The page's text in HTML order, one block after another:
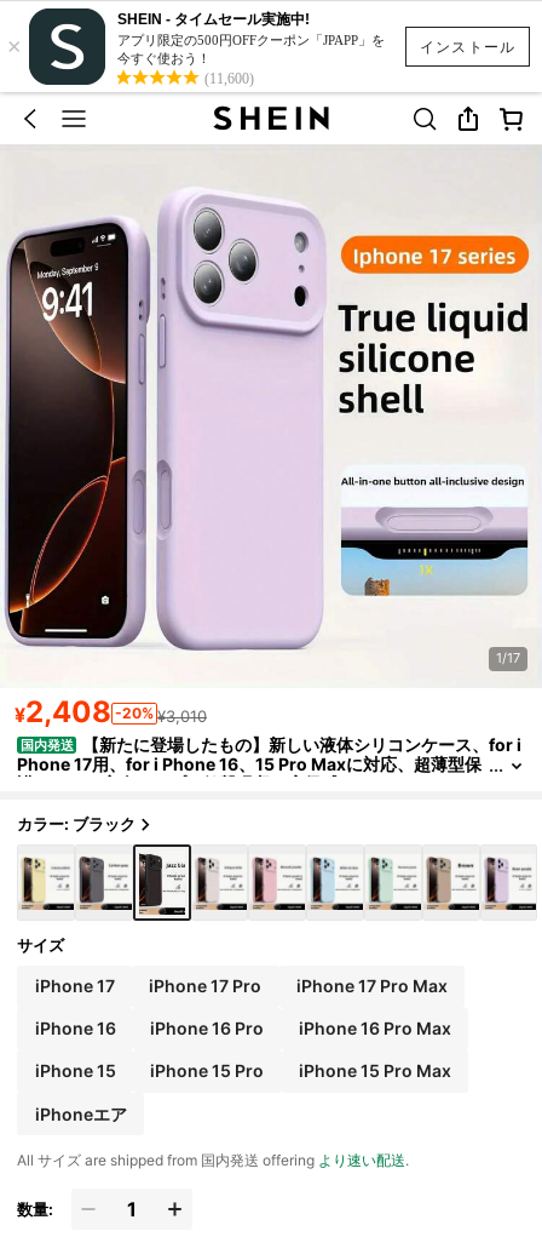
インストール
×
SHEIN - タイムセール実施中!
アプリ限定の500円OFFクーポン「JPAPP」を
今すぐ使おう！
(11,600)
1/17
¥2,408 -20% ¥3,010
国内発送
【新たに登場したもの】新しい液体シリコンケース、for i
Phone 17用、for i Phone 16、15 Pro Maxに対応、超薄型保
護カバー、完全ラップ、衝撃吸収、高級感のあるソリッドカ
ケース, 衝撃吸収, for i Phone 15 Pro Max
カラー: ブラック
サイズ
iPhone 17 iPhone 17 Pro iPhone 17 Pro Max
iPhone 16 iPhone 16 Pro iPhone 16 Pro Max
iPhone 15 iPhone 15 Pro iPhone 15 Pro Max
iPhoneエア
All サイズ are shipped from 国内発送 offering より速い配送.
数量: